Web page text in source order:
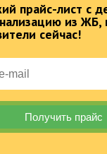
прайс-лист с
из ЖБ,
сейчас!